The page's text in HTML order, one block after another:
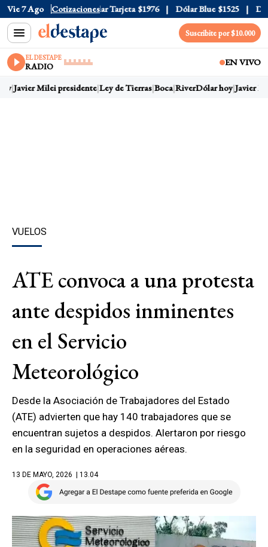
Vie 7 Ago Cotizaciones
Oficial $1520 Dólar Tarjeta $1976 Dólar Blue $1525
Suscribite por $10.000
EL DESTAPE
RADIO EN VIVO
Javier Milei presidente Ley de Tierras Boca RiverDólar hoy Javier
VUELOS
ATE convoca a una protesta
ante despidos inminentes
en el Servicio
Meteorológico
Desde la Asociación de Trabajadores del Estado
(ATE) advierten que hay 140 trabajadores que se
encuentran sujetos a despidos. Alertaron por riesgo
en la seguridad en operaciones aéreas.
13 DE MAYO, 2026 | 13.04